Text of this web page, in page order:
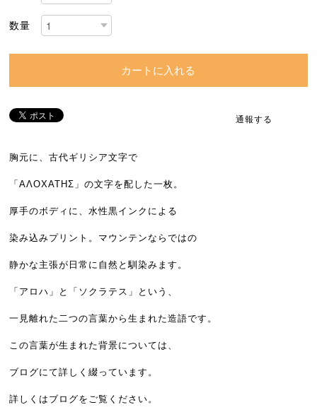
数量
カートに入れる
通報する
胸元に、古代ギリシア文字で
「ΑΛΟΧΑΤΗΣ」の文字を配した一枚。
厚手のボディに、水性黒インクによる
染み込みプリント。マウンテンならではの
静かな主張が日常に自然と馴染みます。
「アロハ」と「ソクラテス」という、
一見離れた二つの言葉から生まれた造語です。
この言葉が生まれた背景については、
ブログにて詳しく綴っています。
詳しくはブログをご覧ください。